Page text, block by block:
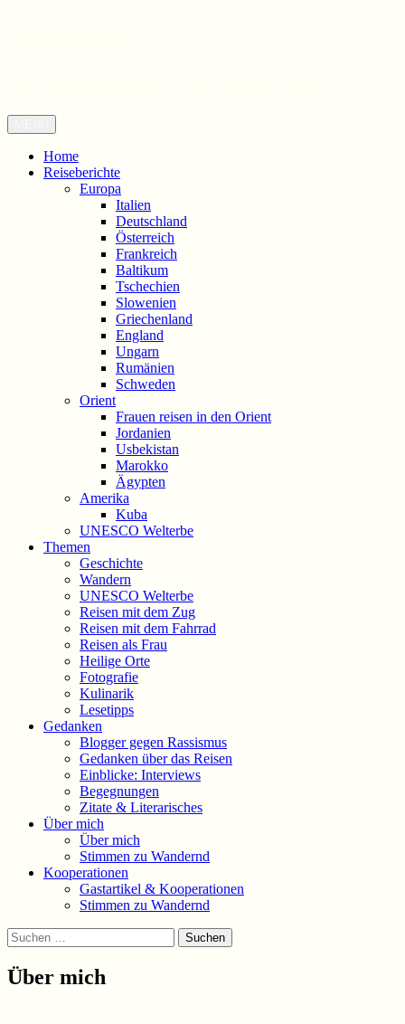
Zum
Inhalt
springen
Home
Reiseberichte
Europa
Italien
Deutschland
Österreich
Frankreich
Baltikum
Tschechien
Slowenien
Griechenland
England
Ungarn
Rumänien
Schweden
Orient
Frauen reisen in den Orient
Jordanien
Usbekistan
Marokko
Ägypten
Amerika
Kuba
UNESCO Welterbe
Themen
Geschichte
Wandern
UNESCO Welterbe
Reisen mit dem Zug
Reisen mit dem Fahrrad
Reisen als Frau
Heilige Orte
Fotografie
Kulinarik
Lesetipps
Gedanken
Blogger gegen Rassismus
Gedanken über das Reisen
Einblicke: Interviews
Begegnungen
Zitate & Literarisches
Über mich
Über mich
Stimmen zu Wandernd
Kooperationen
Gastartikel & Kooperationen
Stimmen zu Wandernd
Suchen
Suchen
nach:
Über mich